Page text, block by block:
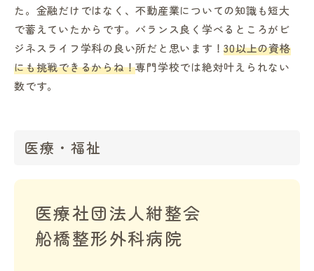
た。金融だけではなく、不動産業についての知識も短大
で蓄えていたからです。バランス良く学べるところがビ
ジネスライフ学科の良い所だと思います！30以上の資格
にも挑戦できるからね！専門学校では絶対叶えられない
数です。
医療・福祉
医療社団法人紺整会
船橋整形外科病院